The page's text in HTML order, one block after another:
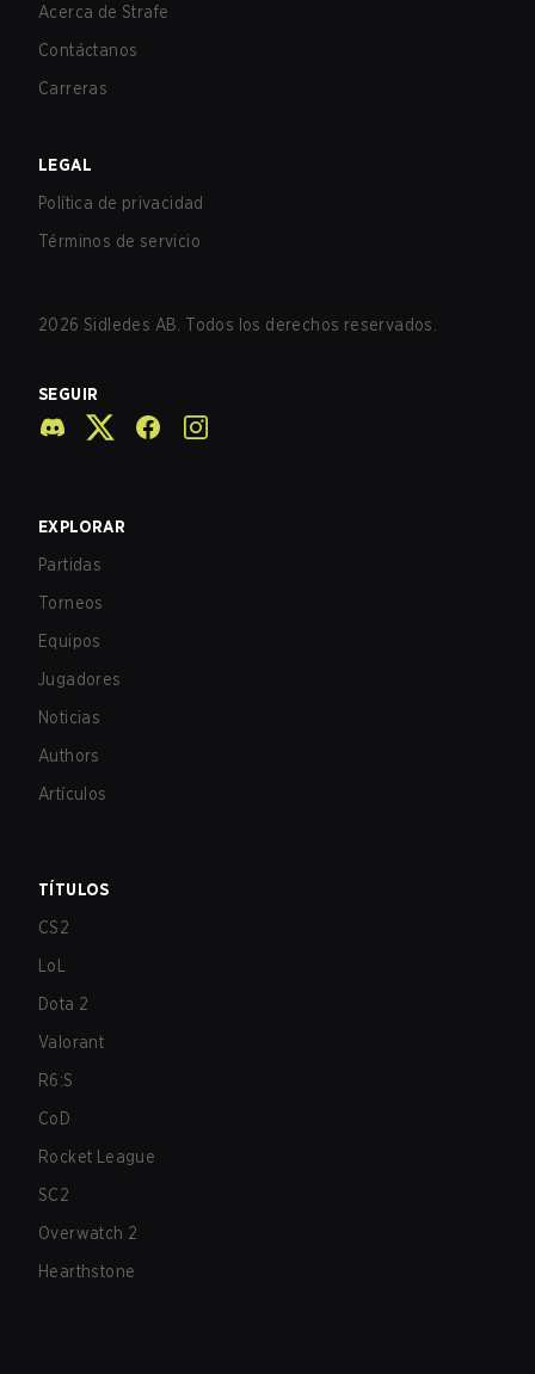
Acerca de Strafe
Contáctanos
Carreras
LEGAL
Política de privacidad
Términos de servicio
2026 Sidledes AB. Todos los derechos reservados.
SEGUIR
EXPLORAR
Partidas
Torneos
Equipos
Jugadores
Noticias
Authors
Artículos
TÍTULOS
CS2
LoL
Dota 2
Valorant
R6:S
CoD
Rocket League
SC2
Overwatch 2
Hearthstone